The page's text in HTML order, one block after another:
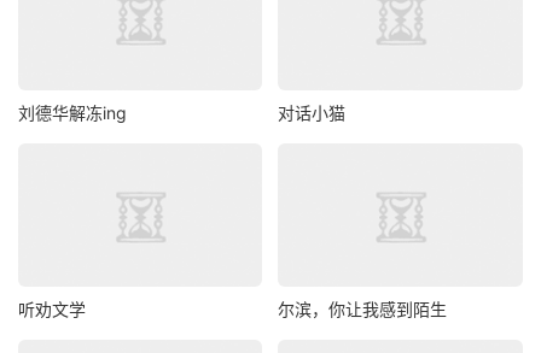
刘德华解冻ing 对话小猫
听劝文学 尔滨，你让我感到陌生